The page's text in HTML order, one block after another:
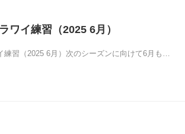
ワイ練習（2025 6月）
練習（2025 6月）次のシーズンに向けて6月も…